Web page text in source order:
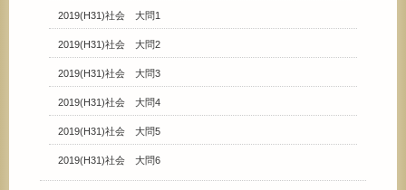
2019(H31)社会 大問1
2019(H31)社会 大問2
2019(H31)社会 大問3
2019(H31)社会 大問4
2019(H31)社会 大問5
2019(H31)社会 大問6